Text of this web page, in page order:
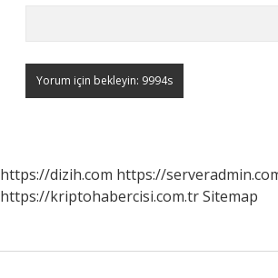
https://dizih.com https://
https://kriptohabercisi.com.trSitemap